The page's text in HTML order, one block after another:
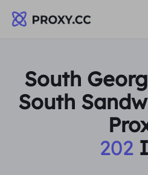
Прокси
ЖИЛЫЕ ПРОКСИ
Резидентный прокси
Цены
South
South
202